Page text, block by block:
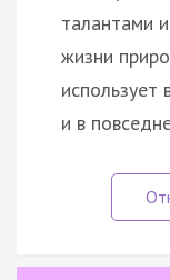
талантами
жизни
использует
и в